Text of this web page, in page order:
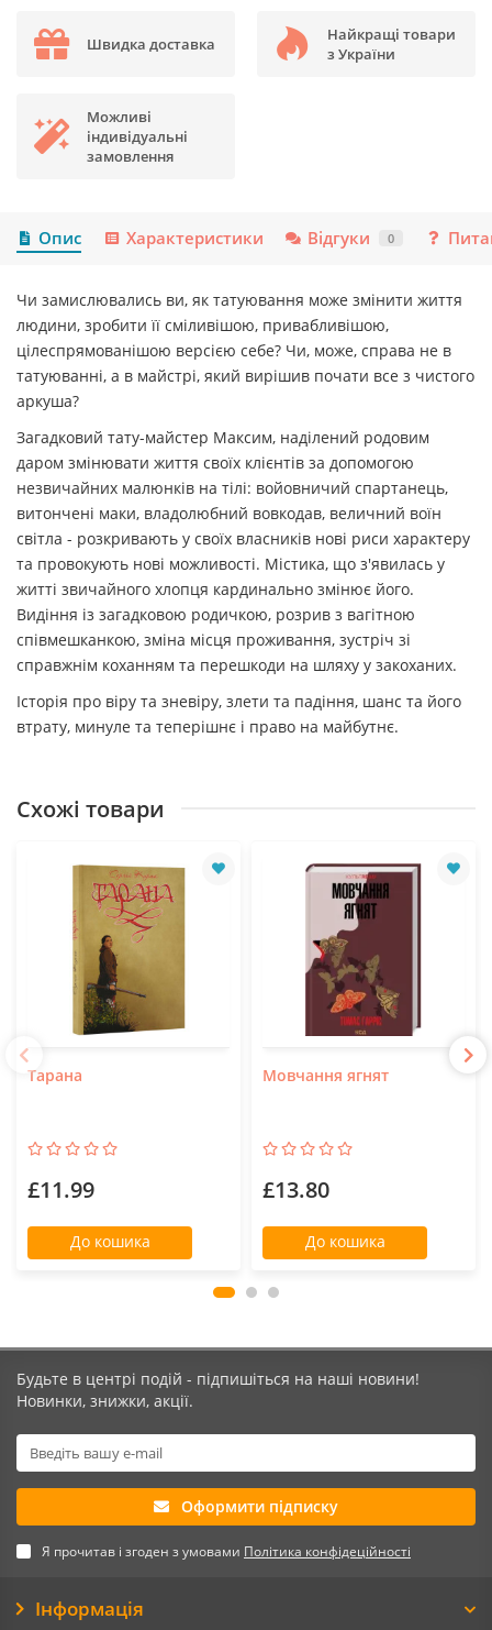
Швидка доставка
Найкращі товари
з України
Можливі
індивідуальні
замовлення
Опис Характеристики Відгуки 0
Чи замислювались ви, як татуювання може змінити життя
людини, зробити її сміливішою, привабливішою,
цілеспрямованішою версією себе? Чи, може, справа не в
татуюванні, а в майстрі, який вирішив почати все з чистого
аркуша?
Загадковий тату-майстер Максим, наділений родовим
даром змінювати життя своїх клієнтів за допомогою
незвичайних малюнків на тілі: войовничий спартанець,
витончені маки, владолюбний вовкодав, величний воїн
світла - розкривають у своїх власників нові риси характеру
та провокують нові можливості. Містика, що з'явилась у
житті звичайного хлопця кардинально змінює його.
Видіння із загадковою родичкою, розрив з вагітною
співмешканкою, зміна місця проживання, зустріч зі
справжнім коханням та перешкоди на шляху у закоханих.
Історія про віру та зневіру, злети та падіння, шанс та його
втрату, минуле та теперішнє і право на майбутнє.
Схожі товари
Тарана
£11.99
До кошика
Мовчання ягнят
£13.80
До кошика
Будьте в центрі подій - підпишіться на наші новини!
Новинки, знижки, акції.
Оформити підписку
Я прочитав і згоден з умовами Політика конфідеційності
Інформація